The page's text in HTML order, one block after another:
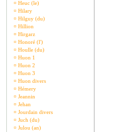
¤ Heuc (le)
¤ Hilary
¤ Hilguy (du)
¤ Hillion
¤ Hirgarz
¤ Honoré (l')
¤ Houlle (du)
¤ Huon 1
¤ Huon 2
¤ Huon 3
¤ Huon divers
¤ Hémery
¤ Jeannin
¤ Jehan
¤ Jourdain divers
¤ Juch (du)
¤ Julou (an)